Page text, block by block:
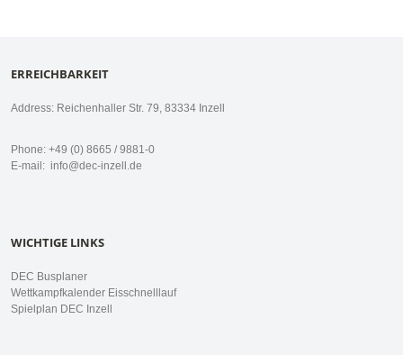
ERREICHBARKEIT
Address: Reichenhaller Str. 79, 83334 Inzell
Phone: +49 (0) 8665 / 9881-0
E-mail: info@dec-inzell.de
WICHTIGE LINKS
DEC Busplaner
Wettkampfkalender Eisschnelllauf
Spielplan DEC Inzell